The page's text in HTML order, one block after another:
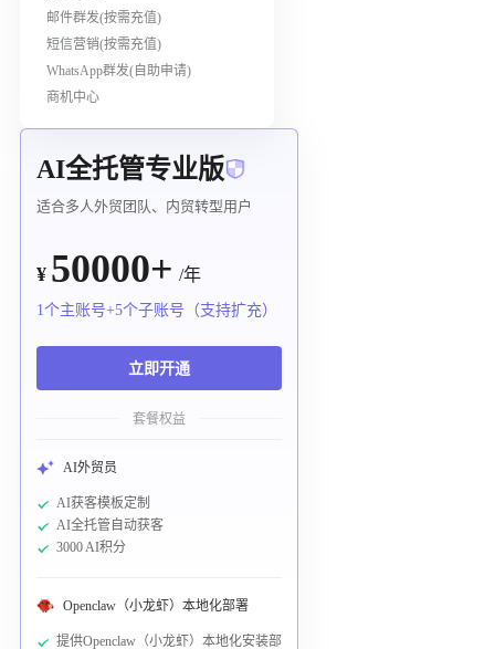
邮件群发(按需充值)
短信营销(按需充值)
WhatsApp群发(自助申请)
商机中心
AI全托管专业版
适合多人外贸团队、内贸转型用户
¥ 50000+ /年
1个主账号+5个子账号（支持扩充）
立即开通
套餐权益
AI外贸员
AI获客模板定制
AI全托管自动获客
3000 AI积分
Openclaw（小龙虾）本地化部署
提供Openclaw（小龙虾）本地化安装部